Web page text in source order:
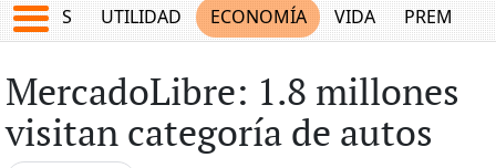
UTILIDAD ECONOMÍA VIDA PREMIUM
MercadoLibre: 1.8 millones
visitan categoría de autos